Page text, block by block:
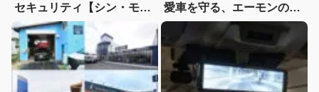
セキュリティ【シン・モー
ターファンフェスタ2026】
愛車を守る、エーモンの
『Pit Bull GPS
TRACKER』が4月20日に
発売